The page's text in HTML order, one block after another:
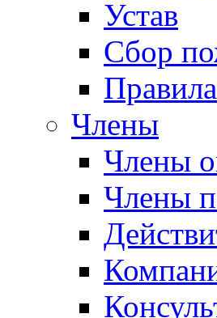
Устав
Сбор
Правила
Члены
Члены
Члены